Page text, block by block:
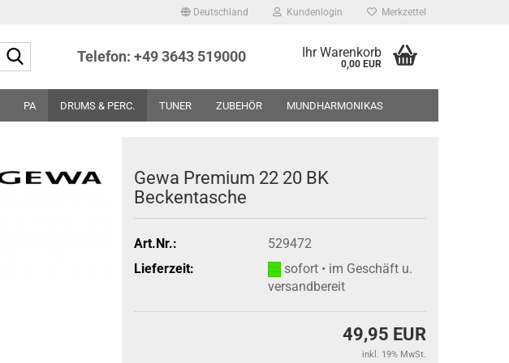
Deutschland Kundenlogin Merkzettel
Telefon: +49 3643 519000 Ihr Warenkorb
0,00 EUR
PA DRUMS & PERC. TUNER ZUBEHÖR MUNDHARMONIKAS
Gewa Premium 22 20 BK
Beckentasche
Art.Nr.:
529472
Lieferzeit:
sofort • im Geschäft u.
versandbereit
49,95 EUR
inkl. 19% MwSt.